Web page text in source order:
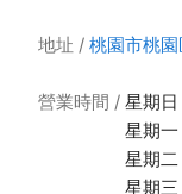
地址 桃園市桃
營業時間
星期
星期
星期
星期